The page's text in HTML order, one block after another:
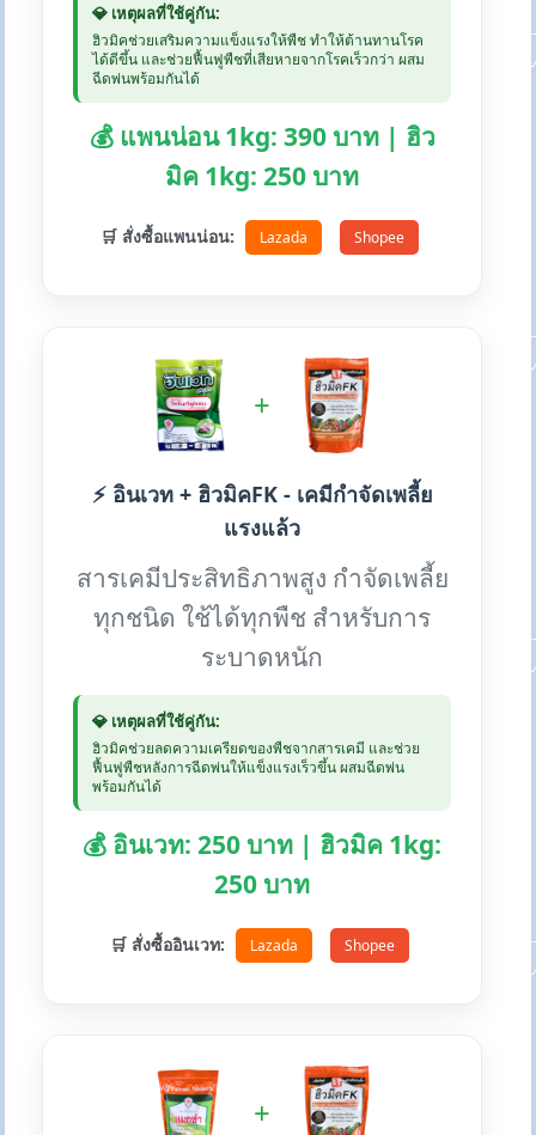
💎 เหตุผลที่ใช้คู่กัน:
ฮิวมิคช่วยเสริมความแข็งแรงให้พืช ทำให้ต้านทานโรค
ได้ดีขึ้น และช่วยฟื้นฟูพืชที่เสียหายจากโรคเร็วกว่า ผสม
ฉีดพ่นพร้อมกันได้
💰 แพนน่อน 1kg: 390 บาท | ฮิว
มิค 1kg: 250 บาท
🛒 สั่งซื้อแพนน่อน: Lazada Shopee
+
⚡ อินเวท + ฮิวมิคFK - เคมีกำจัดเพลี้ย
แรงแล้ว
สารเคมีประสิทธิภาพสูง กำจัดเพลี้ย
ทุกชนิด ใช้ได้ทุกพืช สำหรับการ
ระบาดหนัก
💎 เหตุผลที่ใช้คู่กัน:
ฮิวมิคช่วยลดความเครียดของพืชจากสารเคมี และช่วย
ฟื้นฟูพืชหลังการฉีดพ่นให้แข็งแรงเร็วขึ้น ผสมฉีดพ่น
พร้อมกันได้
💰 อินเวท: 250 บาท | ฮิวมิค 1kg:
250 บาท
🛒 สั่งซื้ออินเวท: Lazada Shopee
+